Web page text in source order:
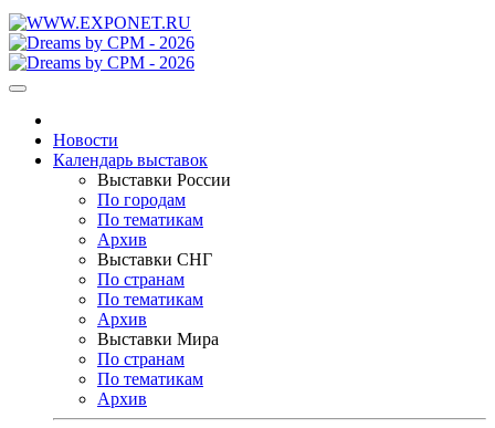
Новости
Календарь выставок
Выставки России
По городам
По тематикам
Архив
Выставки СНГ
По странам
По тематикам
Архив
Выставки Мира
По странам
По тематикам
Архив